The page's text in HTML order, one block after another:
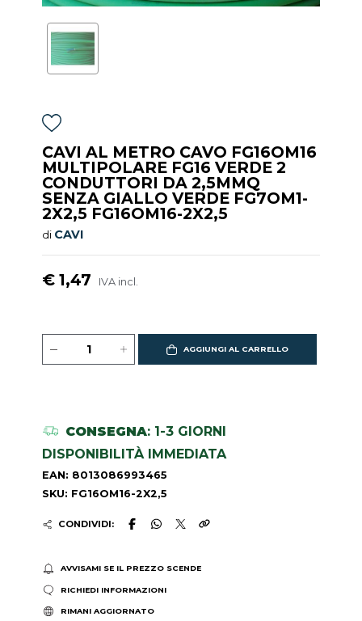
CAVI AL METRO CAVO FG16OM16
MULTIPOLARE FG16 VERDE 2
CONDUTTORI DA 2,5MMQ
SENZA GIALLO VERDE FG7OM1-
2X2,5 FG16OM16-2X2,5
di CAVI
€ 1,47 IVA incl.
AGGIUNGI AL CARRELLO
CONSEGNA: 1-3 GIORNI
DISPONIBILITÀ IMMEDIATA
EAN: 8013086993465
SKU: FG16OM16-2X2,5
CONDIVIDI:
AVVISAMI SE IL PREZZO SCENDE
RICHIEDI INFORMAZIONI
RIMANI AGGIORNATO